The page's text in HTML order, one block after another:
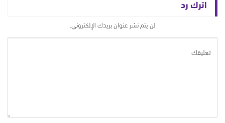
اترك رد
لن يتم نشر عنوان بريدك الإلكتروني.